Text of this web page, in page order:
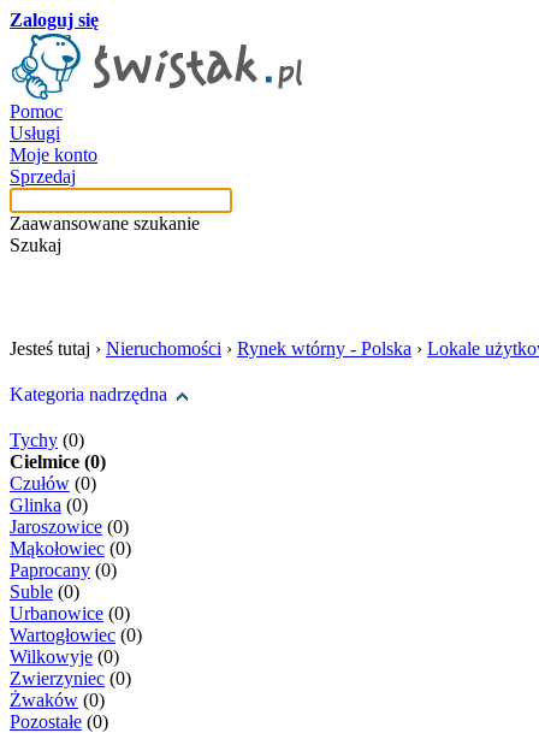
Zaloguj się
Pomoc
Usługi
Moje konto
Sprzedaj
Zaawansowane szukanie
Szukaj
Jesteś tutaj › Nieruchomości › Rynek wtórny - Polska › Lokale
Kategoria nadrzędna
Tychy (0)
Cielmice (0)
Czułów (0)
Glinka (0)
Jaroszowice (0)
Mąkołowiec (0)
Paprocany (0)
Suble (0)
Urbanowice (0)
Wartogłowiec (0)
Wilkowyje (0)
Zwierzyniec (0)
Żwaków (0)
Pozostałe (0)